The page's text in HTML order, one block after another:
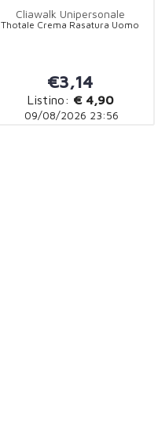
Cliawalk Unipersonale
Thotale Crema Rasatura Uomo
€3,14
Listino: € 4,90
09/08/2026 23:56